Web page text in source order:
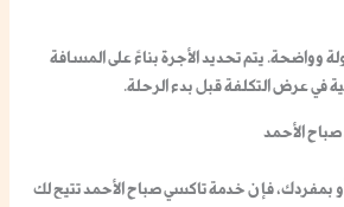
وواضحة. يتم تحديد الأجرة بناءً على المسافة
في عرض التكلفة قبل بدء الرحلة.
الأحمد
بمفردك، فإن خدمة تاكسي صباح الأحمد تتيح لك